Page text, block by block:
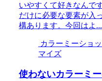
いやすくて好きなんで
だけに必要な要素が入
構あります。今回はよ...
カラーミーショ
マイズ
使わないカラーミ